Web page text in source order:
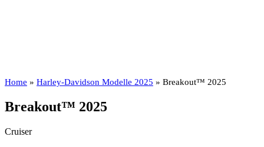
Home » Harley-Davidson Modelle 2025 » Breakout™ 2025
Breakout™ 2025
Cruiser